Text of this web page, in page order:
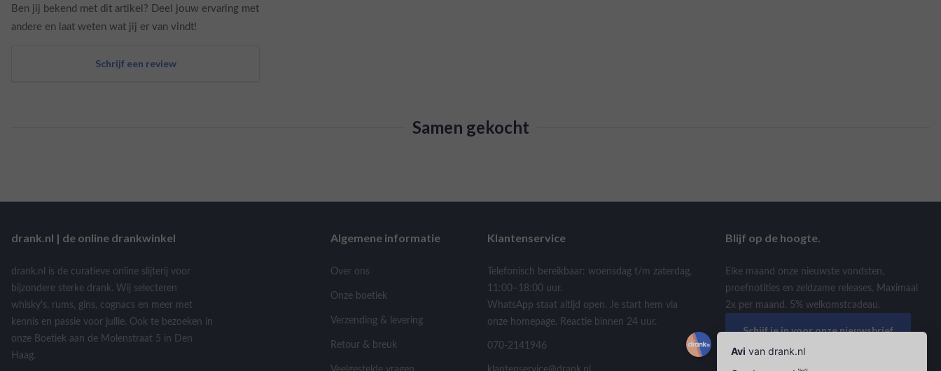
Ben jij bekend met dit artikel? Deel jouw ervaring met
andere en laat weten wat jij er van vindt!
Schrijf een review
Samen gekocht
drank.nl | de online drankwinkel
drank.nl is de curatieve online slijterij voor
bijzondere sterke drank. Wij selecteren
whisky's, rums, gins, cognacs en meer met
kennis en passie voor jullie. Ook te bezoeken in
onze Boetiek aan de Molenstraat 5 in Den
Haag.
Algemene informatie
Over ons
Onze boetiek
Verzending & levering
Retour & breuk
Klantenservice
Telefonisch bereikbaar: woensdag t/m zaterdag,
11:00–18:00 uur.
WhatsApp staat altijd open. Je start hem via
onze homepage. Reactie binnen 24 uur.
070-2141946
Blijf op de hoogte.
Elke maand onze nieuwste vondsten,
proefnotities en zeldzame releases. Maximaal
2x per maand. 5% welkomstcadeau.
Schijf je in voor onze nieuwsbrief